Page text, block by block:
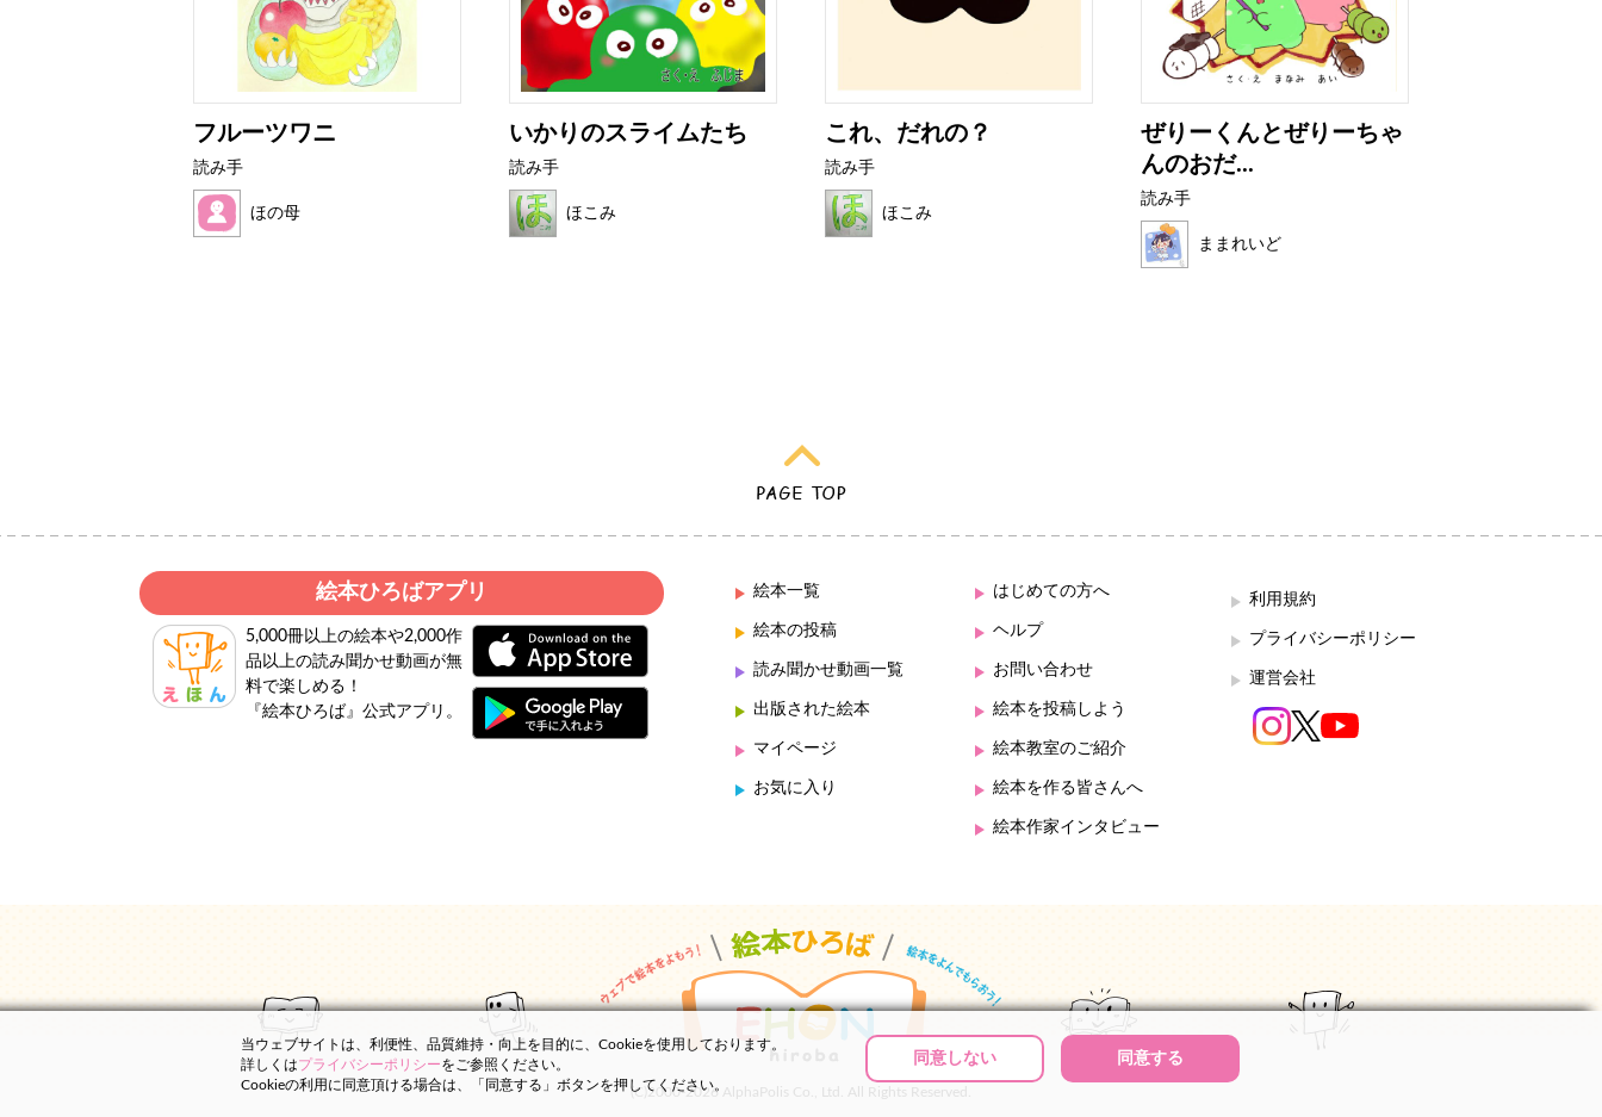
フルーツワニ
読み手
ほの母
いかりのスライムたち
読み手
ほこみ
これ、だれの？
読み手
ほこみ
ぜりーくんとぜりーちゃ
んのおだ...
読み手
ままれいど
絵本ひろばアプリ
5,000冊以上の絵本や2,000作
品以上の読み聞かせ動画が無
料で楽しめる！
『絵本ひろば』公式アプリ。
絵本一覧
絵本の投稿
読み聞かせ動画一覧
出版された絵本
マイページ
お気に入り
はじめての方へ
ヘルプ
お問い合わせ
絵本を投稿しよう
絵本教室のご紹介
絵本を作る皆さんへ
絵本作家インタビュー
利用規約
プライバシーポリシー
運営会社
(C)2000-2026 AlphaPolis Co., Ltd. All Rights Reserved.
当ウェブサイトは、利便性、品質維持・向上を目的に、Cookieを使用しております。
詳しくはプライバシーポリシーをご参照ください。
Cookieの利用に同意頂ける場合は、「同意する」ボタンを押してください。
同意しない 同意する